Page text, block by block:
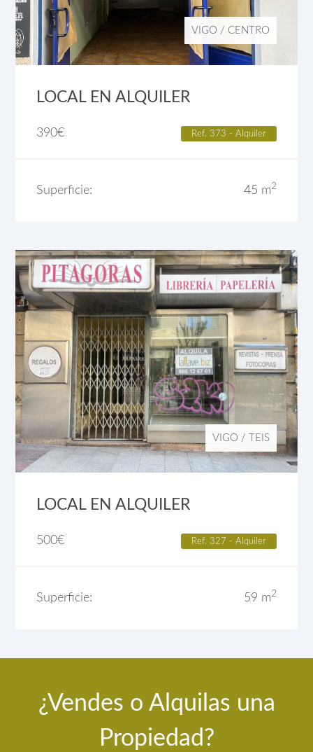
VIGO / CENTRO
LOCAL EN ALQUILER
390€ Ref. 373 - Alquiler
Superficie: 45 m2
VIGO / TEIS
LOCAL EN ALQUILER
500€ Ref. 327 - Alquiler
Superficie: 59 m2
¿Vendes o Alquilas una
Propiedad?